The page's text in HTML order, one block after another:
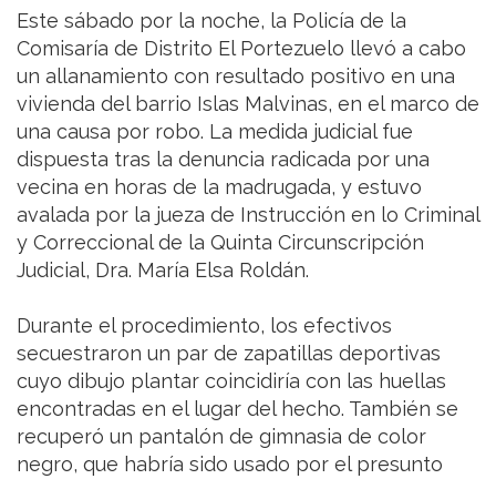
Este sábado por la noche, la Policía de la
Comisaría de Distrito El Portezuelo llevó a cabo
un allanamiento con resultado positivo en una
vivienda del barrio Islas Malvinas, en el marco de
una causa por robo. La medida judicial fue
dispuesta tras la denuncia radicada por una
vecina en horas de la madrugada, y estuvo
avalada por la jueza de Instrucción en lo Criminal
y Correccional de la Quinta Circunscripción
Judicial, Dra. María Elsa Roldán.
Durante el procedimiento, los efectivos
secuestraron un par de zapatillas deportivas
cuyo dibujo plantar coincidiría con las huellas
encontradas en el lugar del hecho. También se
recuperó un pantalón de gimnasia de color
negro, que habría sido usado por el presunto